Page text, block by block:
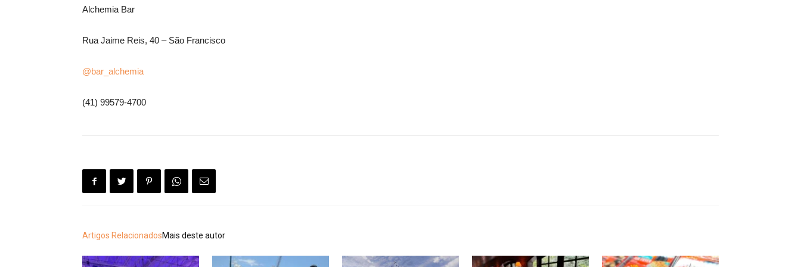
Alchemia Bar
Rua Jaime Reis, 40 – São Francisco
@bar_alchemia
(41) 99579-4700
Artigos RelacionadosMais deste autor